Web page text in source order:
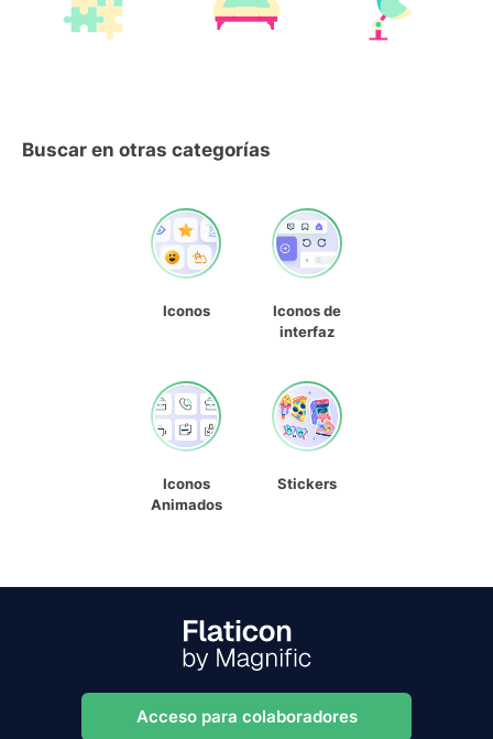
Buscar en otras categorías
Iconos
Iconos de
interfaz
Iconos
Animados
Stickers
Acceso para colaboradores